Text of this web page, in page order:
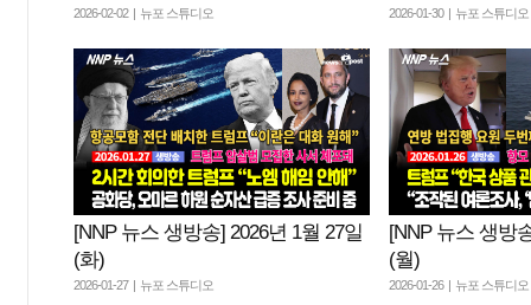
2026-02-02 | 뉴포 스튜디오 2026-01-30 | 뉴포 스튜디오
[NNP 뉴스 생방송] 2026년 1월 27일
(화)
2026-01-27 | 뉴포 스튜디오
[NNP 뉴스 생방
(월)
2026-01-26 | 뉴포 스튜디오